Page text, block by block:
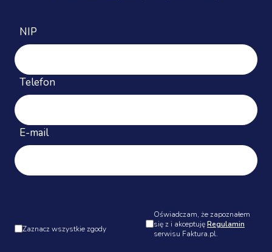
NIP
Telefon
E-mail
Zaznacz wszystkie zgody
Oświadczam, że zapoznałem
się z i akceptujęRegulamin
serwisu Faktura.pl.